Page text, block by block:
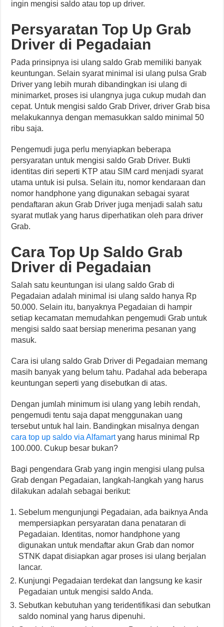
ingin mengisi saldo atau top up driver.
Persyaratan Top Up Grab
Driver di Pegadaian
Pada prinsipnya isi ulang saldo Grab memiliki banyak
keuntungan. Selain syarat minimal isi ulang pulsa Grab
Driver yang lebih murah dibandingkan isi ulang di
minimarket, proses isi ulangnya juga cukup mudah dan
cepat. Untuk mengisi saldo Grab Driver, driver Grab bisa
melakukannya dengan memasukkan saldo minimal 50
ribu saja.
Pengemudi juga perlu menyiapkan beberapa
persyaratan untuk mengisi saldo Grab Driver. Bukti
identitas diri seperti KTP atau SIM card menjadi syarat
utama untuk isi pulsa. Selain itu, nomor kendaraan dan
nomor handphone yang digunakan sebagai syarat
pendaftaran akun Grab Driver juga menjadi salah satu
syarat mutlak yang harus diperhatikan oleh para driver
Grab.
Cara Top Up Saldo Grab
Driver di Pegadaian
Salah satu keuntungan isi ulang saldo Grab di
Pegadaian adalah minimal isi ulang saldo hanya Rp
50.000. Selain itu, banyaknya Pegadaian di hampir
setiap kecamatan memudahkan pengemudi Grab untuk
mengisi saldo saat bersiap menerima pesanan yang
masuk.
Cara isi ulang saldo Grab Driver di Pegadaian memang
masih banyak yang belum tahu. Padahal ada beberapa
keuntungan seperti yang disebutkan di atas.
Dengan jumlah minimum isi ulang yang lebih rendah,
pengemudi tentu saja dapat menggunakan uang
tersebut untuk hal lain. Bandingkan misalnya dengan
cara top up saldo via Alfamartyang harus minimal Rp
100.000. Cukup besar bukan?
Bagi pengendara Grab yang ingin mengisi ulang pulsa
Grab dengan Pegadaian, langkah-langkah yang harus
dilakukan adalah sebagai berikut:
Sebelum mengunjungi Pegadaian, ada baiknya Anda
mempersiapkan persyaratan dana penataran di
Pegadaian. Identitas, nomor handphone yang
digunakan untuk mendaftar akun Grab dan nomor
STNK dapat disiapkan agar proses isi ulang berjalan
lancar.
Kunjungi Pegadaian terdekat dan langsung ke kasir
Pegadaian untuk mengisi saldo Anda.
Sebutkan kebutuhan yang teridentifikasi dan sebutkan
saldo nominal yang harus dipenuhi.